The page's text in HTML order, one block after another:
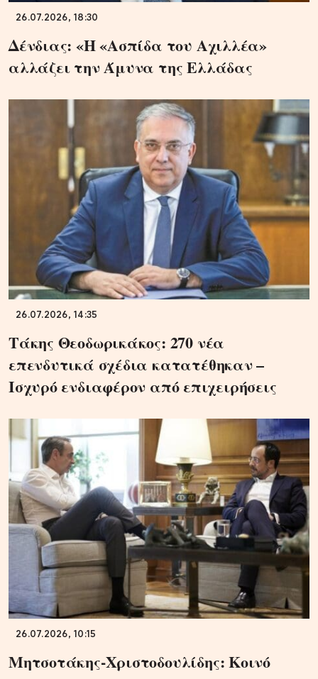
26.07.2026, 18:30
Δένδιας: «Η «Ασπίδα του Αχιλλέα»
αλλάζει την Άμυνα της Ελλάδας
26.07.2026, 14:35
Τάκης Θεοδωρικάκος: 270 νέα
επενδυτικά σχέδια κατατέθηκαν –
Ισχυρό ενδιαφέρον από επιχειρήσεις
26.07.2026, 10:15
Μητσοτάκης-Χριστοδουλίδης: Κοινό